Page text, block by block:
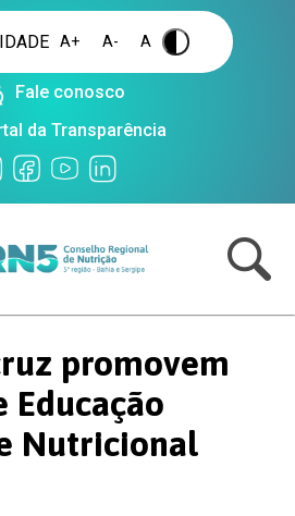
A+ A- A .
Fale conosco
da Transparência
promovem
Educação
Nutricional